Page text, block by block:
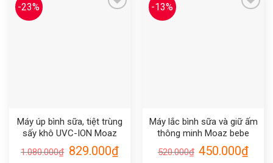
-23%
Máy úp bình sữa, tiệt trùng
sấy khô UVC-ION Moaz
bebe MB044
1.080.000₫ 829.000₫
-13%
Máy lắc bình sữa và giữ ấm
thông minh Moaz bebe
MB079
520.000₫ 450.000₫